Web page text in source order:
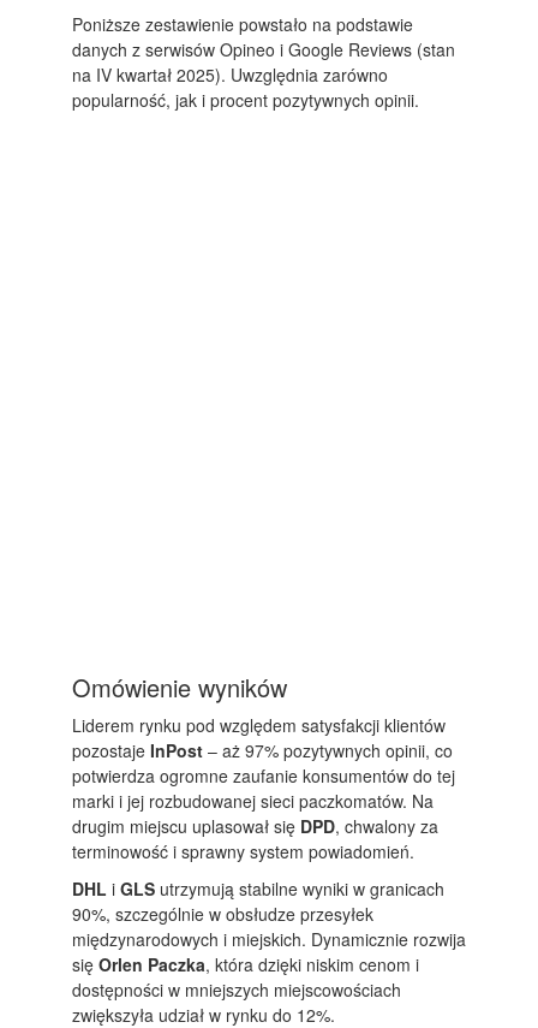
Poniższe zestawienie powstało na podstawie
danych z serwisów Opineo i Google Reviews (stan
na IV kwartał 2025). Uwzględnia zarówno
popularność, jak i procent pozytywnych opinii.
Omówienie wyników
Liderem rynku pod względem satysfakcji klientów
pozostaje InPost – aż 97% pozytywnych opinii, co
potwierdza ogromne zaufanie konsumentów do tej
marki i jej rozbudowanej sieci paczkomatów. Na
drugim miejscu uplasował się DPD, chwalony za
terminowość i sprawny system powiadomień.
DHL i GLS utrzymują stabilne wyniki w granicach
90%, szczególnie w obsłudze przesyłek
międzynarodowych i miejskich. Dynamicznie rozwija
się Orlen Paczka, która dzięki niskim cenom i
dostępności w mniejszych miejscowościach
zwiększyła udział w rynku do 12%.